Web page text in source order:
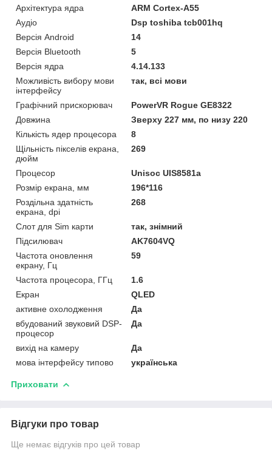
Архітектура ядра
ARM Cortex-A55
Аудіо
Dsp toshiba tcb001hq
Версія Android
14
Версія Bluetooth
5
Версія ядра
4.14.133
Можливість вибору мови
інтерфейсу
так, всі мови
Графічний прискорювач
PowerVR Rogue GE8322
Довжина
Зверху 227 мм, по низу 220
Кількість ядер процесора
8
Щільність пікселів екрана,
дюйм
269
Процесор
Unisoc UIS8581a
Розмір екрана, мм
196*116
Роздільна здатність
екрана, dpi
268
Слот для Sim карти
так, знімний
Підсилювач
AK7604VQ
Частота оновлення
екрану, Гц
59
Частота процесора, ГГц
1.6
Екран
QLED
активне охолодження
Да
вбудований звуковий DSP-
процесор
Да
вихід на камеру
Да
мова інтерфейсу типово
українська
Приховати
Відгуки про товар
Ще немає відгуків про цей товар